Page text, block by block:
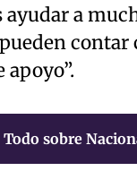
ayudar a
contar
apoyo”.
Todo sobre